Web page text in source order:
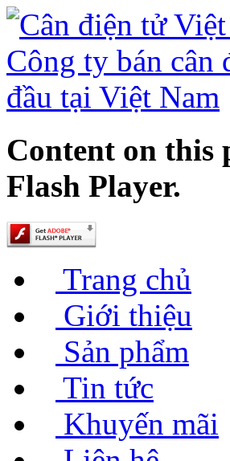
Content on this
Flash Player.
Trang chủ
Giới thiệu
Sản phẩm
Tin tức
Khuyến mãi